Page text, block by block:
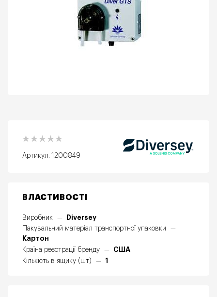
Артикул: 1200849
ВЛАСТИВОСТІ
Виробник —
Diversey
Пакувальний матеріал транспортної упаковки
—
Картон
Країна реєстрації бренду
—
США
Кількість в ящику (шт)
— 1